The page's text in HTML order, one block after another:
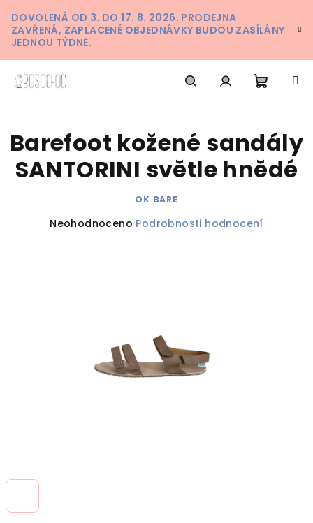
na
obsah
DOVOLENÁ OD 3. DO 17. 8. 2026. PRODEJNA
ZAVŘENÁ, ZAPLACENÉ OBJEDNÁVKY BUDOU ZASÍLÁNY
JEDNOU TÝDNĚ.
košík
Barefoot kožené sandály
SANTORINI světle hnědé
OK BARE
Průměrné
Neohodnoceno Podrobnosti hodnocení